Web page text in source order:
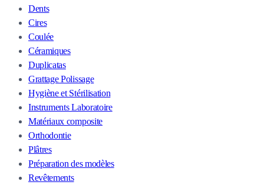
Dents
Cires
Coulée
Céramiques
Duplicatas
Grattage Polissage
Hygiène et Stérilisation
Instruments Laboratoire
Matériaux composite
Orthodontie
Plâtres
Préparation des modèles
Revêtements